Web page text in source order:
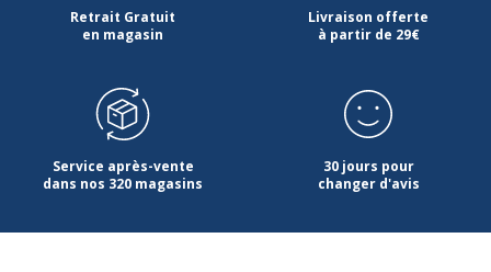
Retrait Gratuit
en magasin
Livraison offerte
à partir de 29€
Service après-vente
dans nos 320 magasins
30 jours pour
changer d'avis